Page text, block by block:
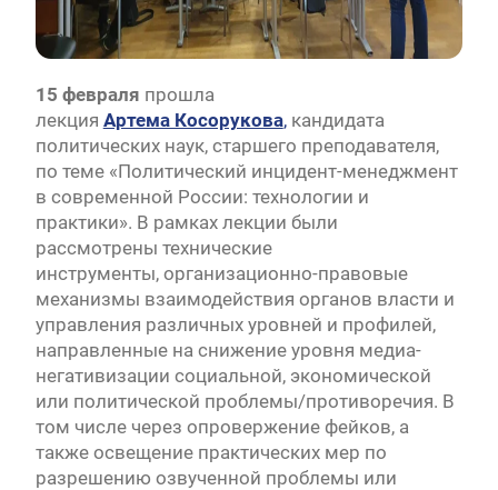
15 февраля прошла
лекция Артема Косорукова,кандидата
политических наук, старшего преподавателя,
по теме «Политический инцидент-менеджмент
в современной России: технологии и
практики». В рамках лекции были
рассмотрены технические
инструменты, организационно-правовые
механизмы взаимодействия органов власти и
управления различных уровней и профилей,
направленные на снижение уровня медиа-
негативизации социальной, экономической
или политической проблемы/противоречия. В
том числе через опровержение фейков, а
также освещение практических мер по
разрешению озвученной проблемы или